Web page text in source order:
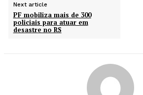
Next article
PF mobiliza mais de 300
policiais para atuar em
desastre no RS